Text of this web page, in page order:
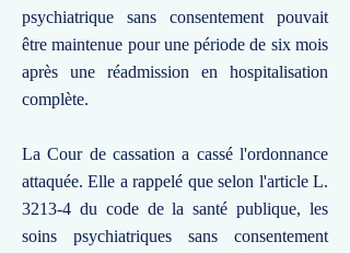
psychiatrique sans consentement pouvait
être maintenue pour une période de six mois
après une réadmission en hospitalisation
complète.
La Cour de cassation a cassé l'ordonnance
attaquée. Elle a rappelé que selon l'article L.
3213-4 du code de la santé publique, les
soins psychiatriques sans consentement